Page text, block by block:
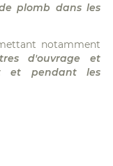
plomb dans les
notamment
d'ouvrage et
et pendant les